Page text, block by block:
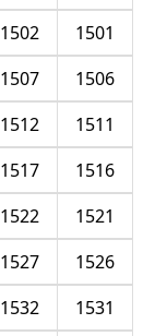
1501
1502
1506
1507
1511
1512
1516
1517
1521
1522
1526
1527
1531
1532